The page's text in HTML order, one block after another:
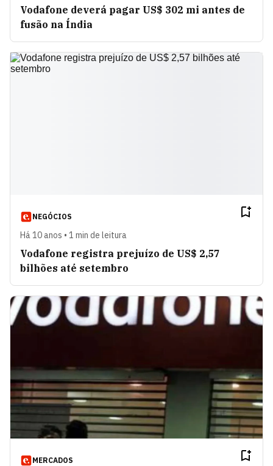
Vodafone deverá pagar US$ 302 mi antes de
fusão na Índia
NEGÓCIOS
Há 10 anos • 1 min de leitura
Vodafone registra prejuízo de US$ 2,57
bilhões até setembro
MERCADOS